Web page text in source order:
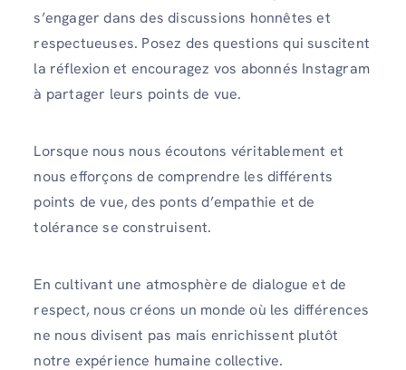
s’engager dans des discussions honnêtes et
respectueuses. Posez des questions qui suscitent
la réflexion et encouragez vos abonnés Instagram
à partager leurs points de vue.
Lorsque nous nous écoutons véritablement et
nous efforçons de comprendre les différents
points de vue, des ponts d’empathie et de
tolérance se construisent.
En cultivant une atmosphère de dialogue et de
respect, nous créons un monde où les différences
ne nous divisent pas mais enrichissent plutôt
notre expérience humaine collective.